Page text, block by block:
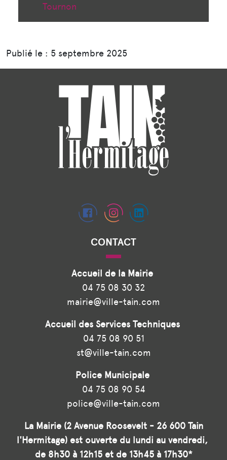
Tournon
Publié le : 5 septembre 2025
CONTACT
Accueil de la Mairie
04 75 08 30 32
mairie@ville-tain.com
Accueil des Services Techniques
04 75 08 90 51
st@ville-tain.com
Police Municipale
04 75 08 90 54
police@ville-tain.com
La Mairie (2 Avenue Roosevelt - 26 600 Tain
l'Hermitage) est ouverte du lundi au vendredi,
de 8h30 à 12h15 et de 13h45 à 17h30*